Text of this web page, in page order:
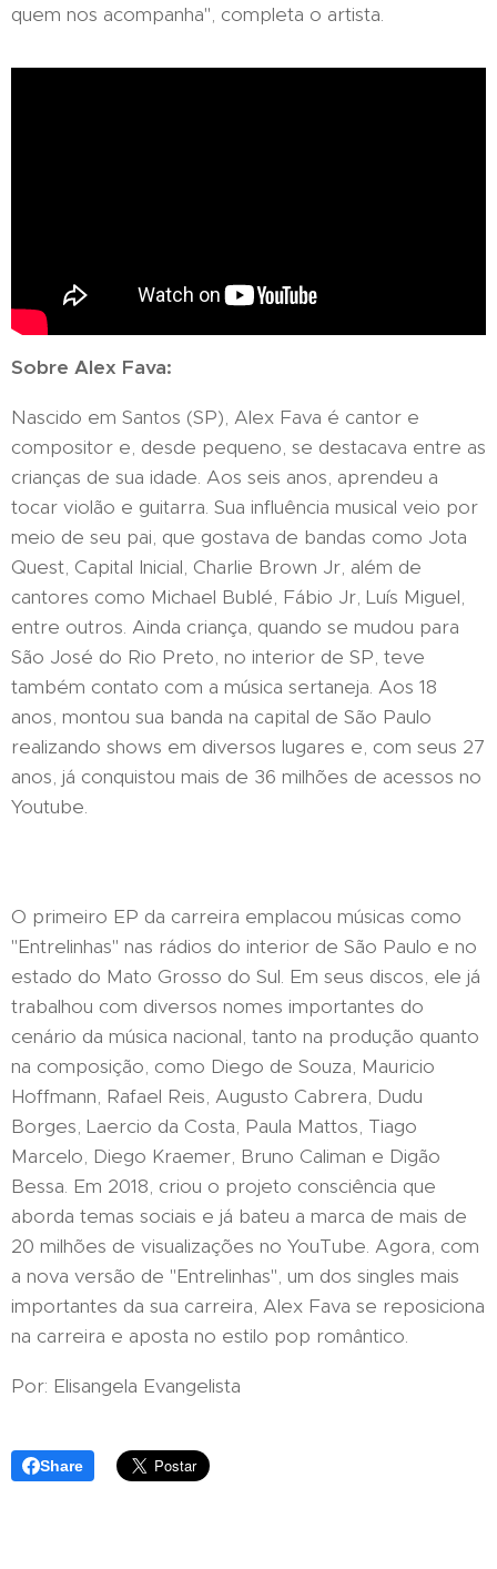
quem nos acompanha", completa o artista.
Sobre Alex Fava:
Nascido em Santos (SP), Alex Fava é cantor e
compositor e, desde pequeno, se destacava entre as
crianças de sua idade. Aos seis anos, aprendeu a
tocar violão e guitarra. Sua influência musical veio por
meio de seu pai, que gostava de bandas como Jota
Quest, Capital Inicial, Charlie Brown Jr, além de
cantores como Michael Bublé, Fábio Jr, Luís Miguel,
entre outros. Ainda criança, quando se mudou para
São José do Rio Preto, no interior de SP, teve
também contato com a música sertaneja. Aos 18
anos, montou sua banda na capital de São Paulo
realizando shows em diversos lugares e, com seus 27
anos, já conquistou mais de 36 milhões de acessos no
Youtube.
O primeiro EP da carreira emplacou músicas como
"Entrelinhas" nas rádios do interior de São Paulo e no
estado do Mato Grosso do Sul. Em seus discos, ele já
trabalhou com diversos nomes importantes do
cenário da música nacional, tanto na produção quanto
na composição, como Diego de Souza, Mauricio
Hoffmann, Rafael Reis, Augusto Cabrera, Dudu
Borges, Laercio da Costa, Paula Mattos, Tiago
Marcelo, Diego Kraemer, Bruno Caliman e Digão
Bessa. Em 2018, criou o projeto consciência que
aborda temas sociais e já bateu a marca de mais de
20 milhões de visualizações no YouTube. Agora, com
a nova versão de "Entrelinhas", um dos singles mais
importantes da sua carreira, Alex Fava se reposiciona
na carreira e aposta no estilo pop romântico.
Por: Elisangela Evangelista
Share